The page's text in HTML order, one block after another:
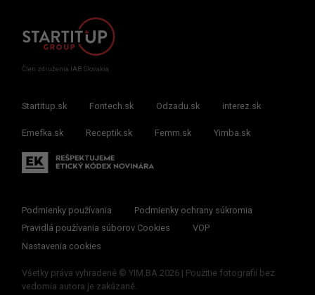
Člen združenia IAB Slovakia
Startitup.sk Fontech.sk Odzadu.sk interez.sk
Emefka.sk Receptik.sk Femm.sk Yimba.sk
Podmienky používania
Podmienky ochrany súkromia
Pravidlá používania súborov Cookies
VOP
Nastavenia cookies
Všetky práva vyhradené © YIM.BA 2026 | Použitie fotografií bez
vedomia autora je zakázané.